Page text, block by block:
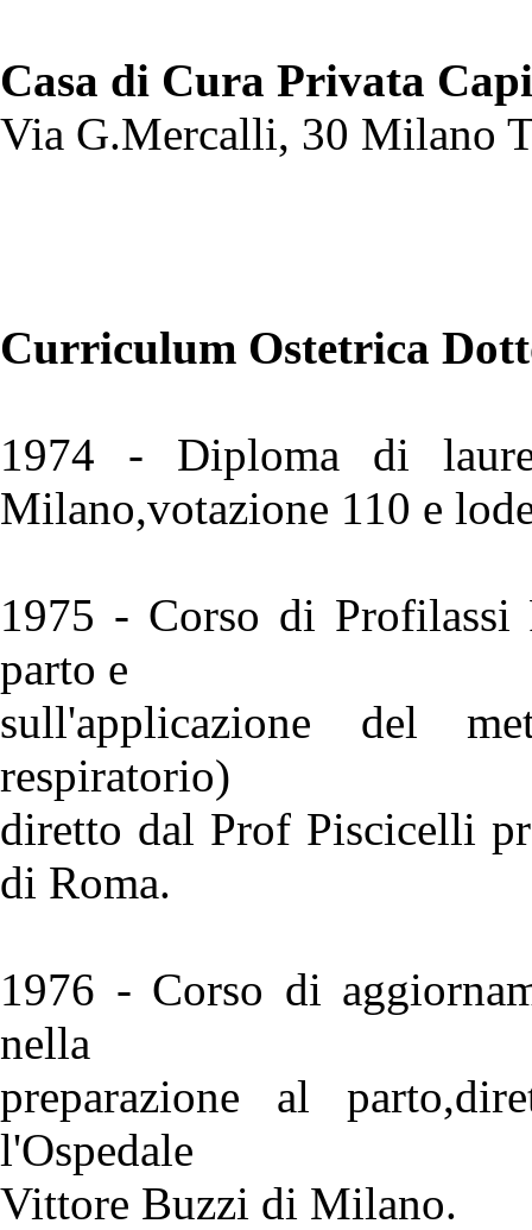
Casa di Cura Privata
Via G.Mercalli, 30 Milano
Curriculum Ostetrica
1974 - Diploma di
Milano,votazione 110 e
1975 - Corso di Profilassi
parto e
sull'applicazione del
respiratorio)
diretto dal Prof Piscicelli
di Roma.
1976 - Corso di
nella
preparazione al
l'Ospedale
Vittore Buzzi di Milano.